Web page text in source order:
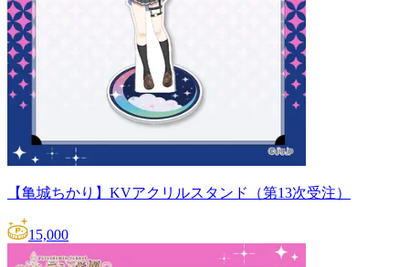
【亀城ちかり】KVアクリルスタンド（第13次受注）
15,000